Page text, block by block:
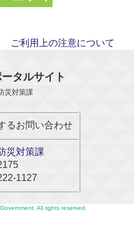
ご利用上の注意について
タルサイト
理部防災対策課
るお問い合わせ
災対策課
1127
All rights reserved.